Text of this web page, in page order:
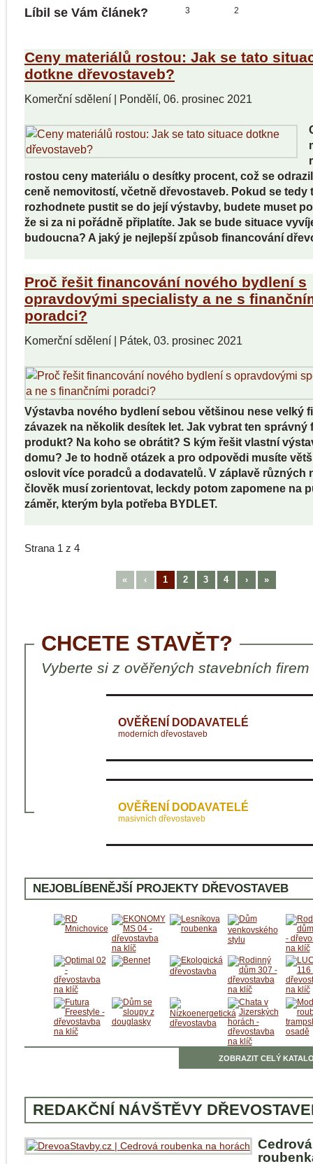
Líbil se Vám článek? 2
3
Ceny materiálů rostou: Jak se tato
dotkne dřevostaveb?
Komerční sdělení| Pondělí, 06. prosinec 2021
rostou ceny materiálu o desítky procent, což se
ceně nemovitostí, včetně dřevostaveb. Pokud se tedy
rozhodnete pustit se do její výstavby, budete muset
že si za ni pořádně připlatíte. Jak se bude situace
budoucna? A jaký je nejlepší způsob financování
Proč řešit financování nového bydlení s
opravdovými specialisty a ne s
poradci?
Komerční sdělení| Pátek, 03. prosinec 2021
Výstavba nového bydlení sebou většinou nese velký
závazek na několik desítek let. Jak vybrat ten správný
produkt? Na koho se obrátit? S kým řešit vlastní
domu? Je to hodně otázek a pro odpovědi musíte
oslovit více poradců a dodavatelů. V záplavě různých
člověk musí zorientovat, leckdy potom zapomene na
záměr, kterým byla potřeba BYDLET.
Strana 1 z 4
« ‹ 1 2 3 4 › »
CHCETE STAVĚT?
Vyberte si z ověřených stavebních firem
OVĚŘENÍ DODAVATELÉ
moderních dřevostaveb
OVĚŘENÍ DODAVATELÉ
masivních dřevostaveb
NEJOBLÍBENĚJŠÍ PROJEKTY DŘEVOSTAVEB
ZOBRAZIT CELÝ
REDAKČNÍ NÁVŠTĚVY
Cedrová